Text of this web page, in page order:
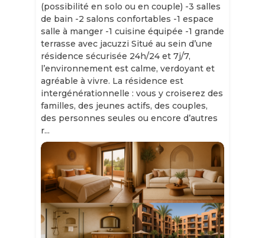
(possibilité en solo ou en couple) -3 salles
de bain -2 salons confortables -1 espace
salle à manger -1 cuisine équipée -1 grande
terrasse avec jacuzzi Situé au sein d’une
résidence sécurisée 24h/24 et 7j/7,
l’environnement est calme, verdoyant et
agréable à vivre. La résidence est
intergénérationnelle : vous y croiserez des
familles, des jeunes actifs, des couples,
des personnes seules ou encore d’autres
r...
Slide 1 of 11